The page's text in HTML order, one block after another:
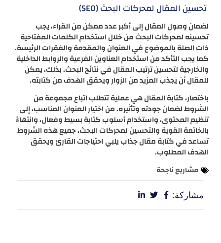
تحسين المقال لمحركات البحث (SEO)
لضمان وصول المقال إلى أكبر عدد ممكن من القراء، يجب
تحسينه لمحركات البحث من خلال استخدام الكلمات المفتاحية
ذات الصلة بالموضوع في العنوان والمقدمة والفقرات الرئيسة.
كما يجب التأكد من استخدام العناوين الفرعية والروابط الداخلية
والخارجية لتحسين ترتيب المقال في نتائج البحث​. بذلك، يمكن
للمقال أن يجذب المزيد من الزوار ويحقق الهدف من كتابته.
باختصار، كتابة المقال هي عملية تتطلب اتباع مجموعة من
الشروط لضمان جودته وتأثيره. من اختيار العنوان المناسب، إلى
تنظيم المحتوى، واستخدام أسلوب كتابة بسيط وفعال، وانتهاءً
بالخاتمة القوية والتحسين لمحركات البحث، جميع هذه الشروط
تساعد في كتابة مقال جذاب يلبي احتياجات القارئ ويحقق
الهدف المطلوب.
مشاريع ناجحة
مشاركة: